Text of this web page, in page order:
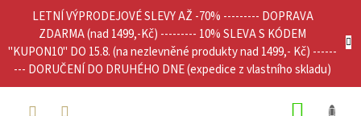
LETNÍ VÝPRODEJOVÉ SLEVY AŽ -70% --------- DOPRAVA
ZDARMA (nad 1499,-Kč) --------- 10% SLEVA S KÓDEM
"KUPON10" DO 15.8. (na nezlevněné produkty nad 1499,- Kč) ------
--- DORUČENÍ DO DRUHÉHO DNE (expedice z vlastního skladu)